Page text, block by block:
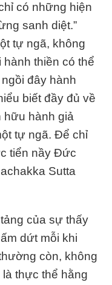
có những hiện
sanh diệt.”
tự ngã, không
thiền có thể
đây hành
biết đầy đủ về
hữu hành giả
tự ngã. Ðể chỉ
tiển nầy Ðức
Sutta
của sự thấy
dứt mỗi khi
còn, không
thực thể hằng